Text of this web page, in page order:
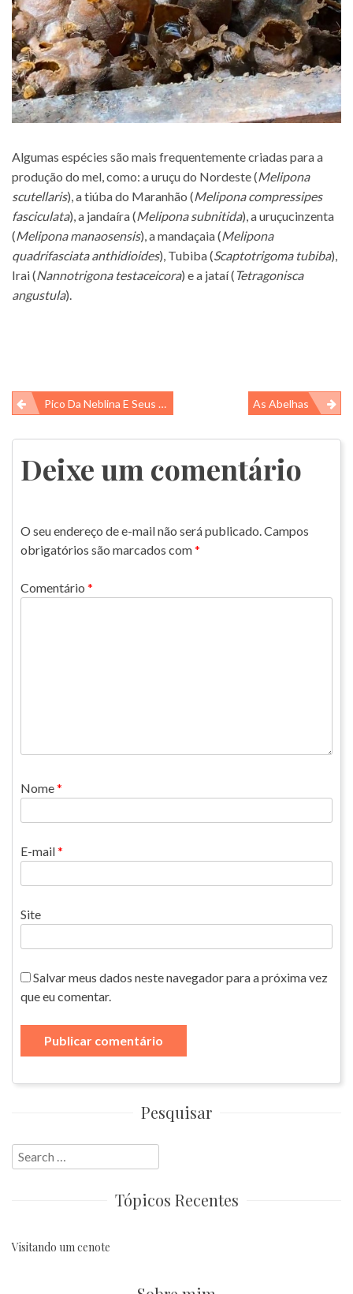
Algumas espécies são mais frequentemente criadas para a
produção do mel, como: a uruçu do Nordeste (Melipona
scutellaris), a tiúba do Maranhão (Melipona compressipes
fasciculata), a jandaíra (Melipona subnitida), a uruçucinzenta
(Melipona manaosensis), a mandaçaia (Melipona
quadrifasciata anthidioides), Tubiba (Scaptotrigoma tubiba),
Irai (Nannotrigona testaceicora) e a jataí ( Tetragonisca
angustula).
Navegação
de
Post
Pico Da Neblina E Seus Sapos!!! As Abelhas
Deixe um comentário
O seu endereço de e-mail não será publicado.Campos
obrigatórios são marcados com*
Comentário *
Nome*
E-mail*
Site
Salvar meus dados neste navegador para a próxima vez
que eu comentar.
Pesquisar
Search
for:
Tópicos Recentes
Visitando um cenote